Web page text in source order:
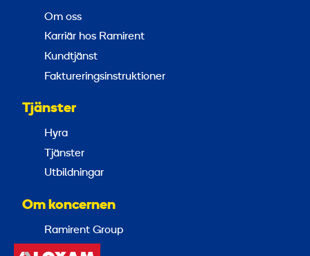
Om oss
Karriär hos Ramirent
Kundtjänst
Faktureringsinstruktioner
Tjänster
Hyra
Tjänster
Utbildningar
Om koncernen
Ramirent Group